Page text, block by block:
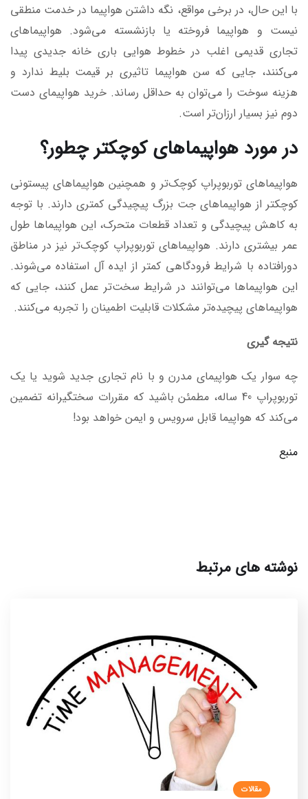
با این حال، در برخی مواقع، نگه داشتن هواپیما در خدمت منطقی
نیست و هواپیما فروخته یا بازنشسته می‌شود. هواپیماهای
تجاری قدیمی اغلب در خطوط هوایی باری خانه جدیدی پیدا
می‌کنند، جایی که سن هواپیما تاثیری بر قیمت بلیط ندارد و
هزینه سوخت را می‌توان به حداقل رساند. خرید هواپیمای دست
دوم نیز بسیار ارزان‌تر است.
در مورد هواپیماهای کوچکتر چطور؟
هواپیماهای توربوپراپ کوچک‌تر و همچنین هواپیماهای پیستونی
کوچکتر از هواپیماهای جت بزرگ پیچیدگی کمتری دارند. با توجه
به کاهش پیچیدگی و تعداد قطعات متحرک، این هواپیماها طول
عمر بیشتری دارند. هواپیماهای توربوپراپ کوچک‌تر نیز در مناطق
دورافتاده با شرایط فرودگاهی کمتر از ایده آل استفاده می‌شوند.
این هواپیماها می‌توانند در شرایط سخت‌تر عمل کنند، جایی که
هواپیماهای پیچیده‌تر مشکلات قابلیت اطمینان را تجربه می‌کنند.
نتیجه گیری
چه سوار یک هواپیمای مدرن و با نام تجاری جدید شوید یا یک
توربوپراپ 40 ساله، مطمئن باشید که مقررات سختگیرانه تضمین
می‌کند که هواپیما قابل سرویس و ایمن خواهد بود!
منبع
نوشته های مرتبط
مقالات